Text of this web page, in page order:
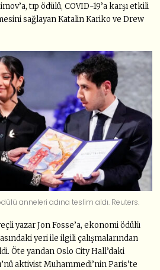
tıp ödülü, COVID-19’a karşı etkili
sağlayan Katalin Kariko ve Drew
anneleri adına teslim aldı. Reuters.
yazar Jon Fosse’a, ekonomi ödülü
yeri ile ilgili çalışmalarından
Öte yandan Oslo City Hall’daki
aktivist Muhammedi’nin Paris’te